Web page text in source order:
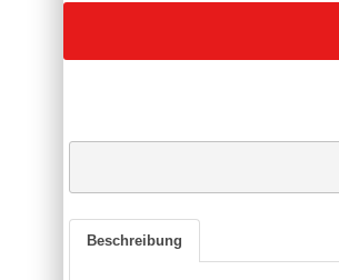
Beschreibung